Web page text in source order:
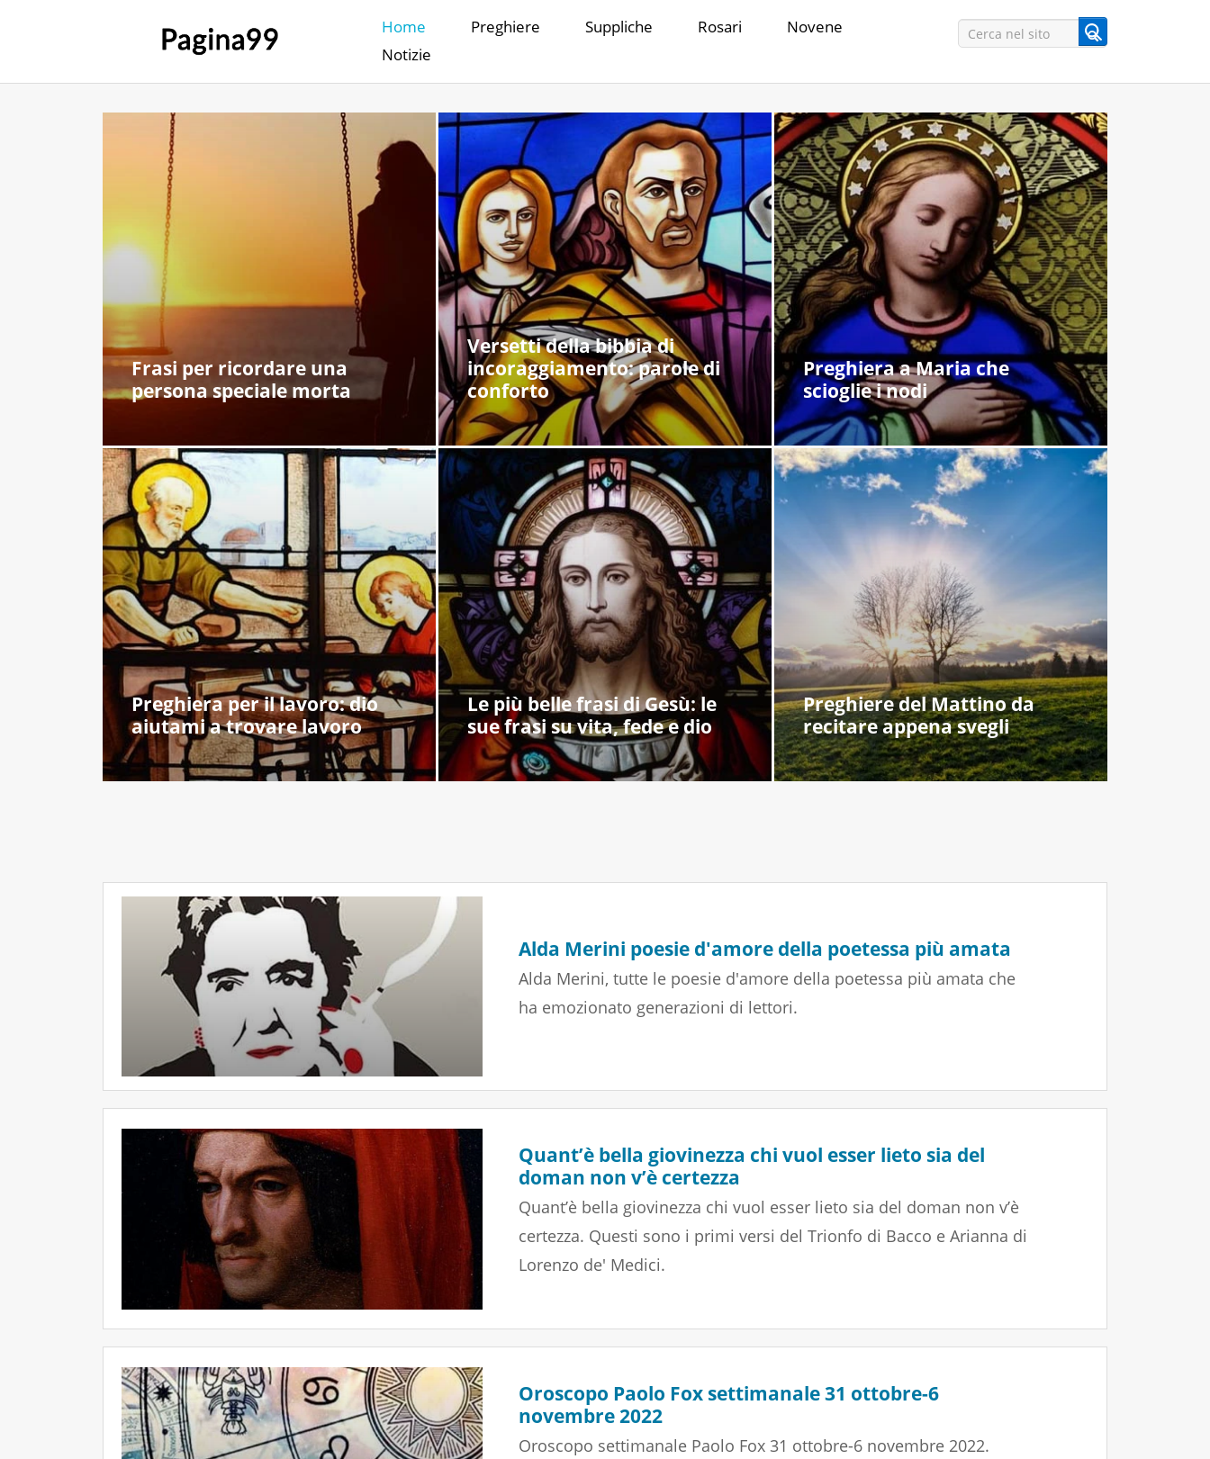
Home Preghiere Suppliche Rosari
Novene
Notizie
Frasi per ricordare una
persona speciale morta
Versetti della bibbia di
incoraggiamento: parole di
conforto
Preghiera a Maria che
scioglie i nodi
Preghiera per il lavoro: dio
aiutami a trovare lavoro
Le più belle frasi di Gesù: le
sue frasi su vita, fede e dio
Preghiere del Mattino da
recitare appena svegli
Alda Merini poesie d'amore della poetessa più amata
Alda Merini, tutte le poesie d'amore della poetessa più amata che
ha emozionato generazioni di lettori.
Quant’è bella giovinezza chi vuol esser lieto sia del
doman non v’è certezza
Quant’è bella giovinezza chi vuol esser lieto sia del doman non v’è
certezza. Questi sono i primi versi del Trionfo di Bacco e Arianna di
Lorenzo de' Medici.
Oroscopo Paolo Fox settimanale 31 ottobre-6
novembre 2022
Oroscopo settimanale Paolo Fox 31 ottobre-6 novembre 2022.